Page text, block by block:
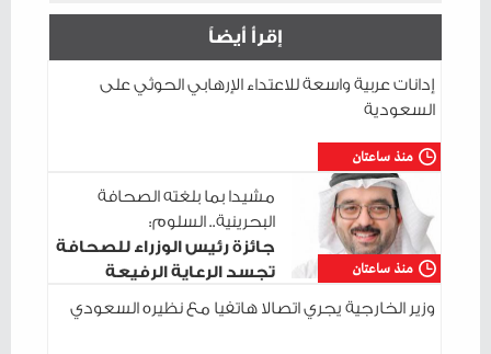
إقرأ أيضاً
منذ ساعتان
إدانات عربية واسعة للاعتداء الإرهابي الحوثي على
السعودية
منذ ساعتان
مشيدا بما بلغته الصحافة
البحرينية.. السلوم:
جائزة رئيس الوزراء للصحافة
تجسد الرعاية الرفيعة
للإعلام الوطني
وزير الخارجية يجري اتصالا هاتفيا مع نظيره السعودي